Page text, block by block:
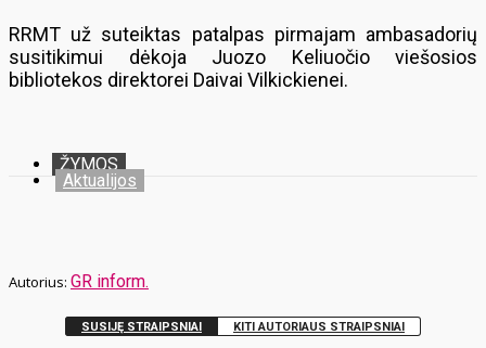
RRMT už suteiktas patalpas pirmajam ambasadorių
susitikimui dėkoja Juozo Keliuočio viešosios
bibliotekos direktorei Daivai Vilkickienei.
ŽYMOS
Aktualijos
GR inform.
SUSIJĘ STRAIPSNIAI KITI AUTORIAUS STRAIPSNIAI